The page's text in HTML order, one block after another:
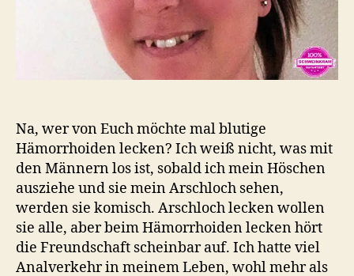
Na, wer von Euch möchte mal blutige
Hämorrhoiden lecken? Ich weiß nicht, was mit
den Männern los ist, sobald ich mein Höschen
ausziehe und sie mein Arschloch sehen,
werden sie komisch. Arschloch lecken wollen
sie alle, aber beim Hämorrhoiden lecken hört
die Freundschaft scheinbar auf. Ich hatte viel
Analverkehr in meinem Leben, wohl mehr als